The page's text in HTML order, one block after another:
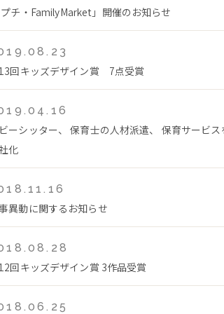
プチ・FamilyMarket」開催のお知らせ
回キッズデザイン賞 7点受賞
ーシッター、 保育士の人材派遣、 保育サービ
化
異動に関するお知らせ
回キッズデザイン賞 3作品受賞